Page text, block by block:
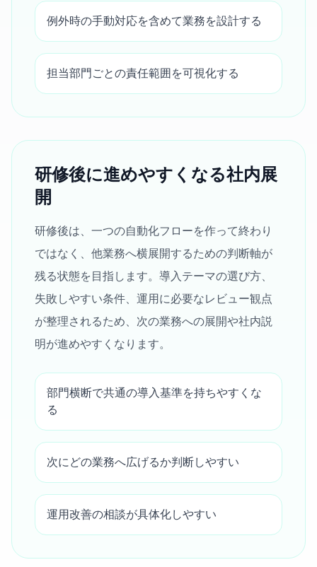
例外時の手動対応を含めて業務を設計する
担当部門ごとの責任範囲を可視化する
研修後に進めやすくなる社内展
開
研修後は、一つの自動化フローを作って終わり
ではなく、他業務へ横展開するための判断軸が
残る状態を目指します。導入テーマの選び方、
失敗しやすい条件、運用に必要なレビュー観点
が整理されるため、次の業務への展開や社内説
明が進めやすくなります。
部門横断で共通の導入基準を持ちやすくな
る
次にどの業務へ広げるか判断しやすい
運用改善の相談が具体化しやすい